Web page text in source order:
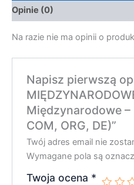
Opinie (0)
Na razie nie ma opinii o
Napisz pierwszą
Międzynarodowe –
COM, ORG, DE)”
Twój adres email nie
Wymagane pola są
Twoja ocena *